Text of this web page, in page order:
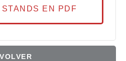
STANDS EN PDF
VOLVER